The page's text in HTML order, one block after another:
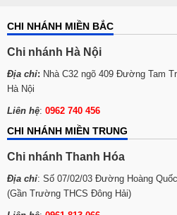
CHI NHÁNH MIỀN BẮC
Chi nhánh Hà Nội
Địa chỉ: Nhà C32 ngõ 409 Đường Tam
Hà Nội
Liên hệ: 0962 740 456
CHI NHÁNH MIỀN TRUNG
Chi nhánh Thanh Hóa
Địa chỉ: Số 07/02/03 Đường Hoàng
(Gần Trường THCS Đông Hải)